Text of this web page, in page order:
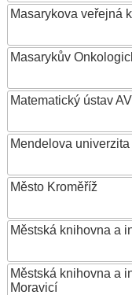
Masarykova veřejná
Masarykův
Matematický ústav
Mendelova
Město Kroměříž
Městská knihovna a
Městská knihovna a
Moravicí